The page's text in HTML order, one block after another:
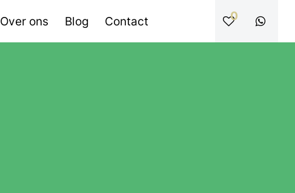
Over ons Blog Contact 0